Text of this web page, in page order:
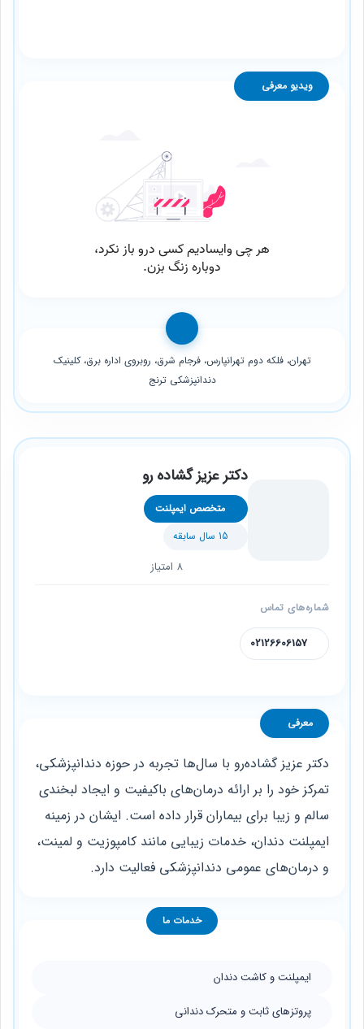
ویدیو معرفی
تهران، فلکه دوم تهرانپارس، فرجام شرق، روبروی اداره برق، کلینیک
دندانپزشکی ترنج
دکتر عزیز گشاده رو
متخصص ایمپلنت
15 سال سابقه
8 امتیاز
شماره‌های تماس
02126606157
معرفی
دکتر عزیز گشاده‌رو با سال‌ها تجربه در حوزه دندانپزشکی،
تمرکز خود را بر ارائه درمان‌های باکیفیت و ایجاد لبخندی
سالم و زیبا برای بیماران قرار داده است. ایشان در زمینه
ایمپلنت دندان، خدمات زیبایی مانند کامپوزیت و لمینت،
و درمان‌های عمومی دندانپزشکی فعالیت دارد.
خدمات ما
ایمپلنت و کاشت دندان
پروتزهای ثابت و متحرک دندانی